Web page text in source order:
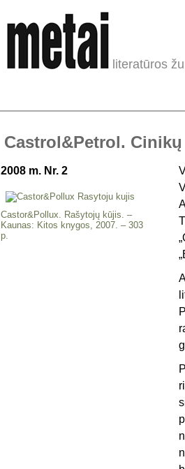
literatūros
Castrol&Petrol.
2008 m. Nr. 2
Castor&Pollux. Rašytojų kūjis. –
Kaunas: Kitos knygos, 2007. – 303
p.